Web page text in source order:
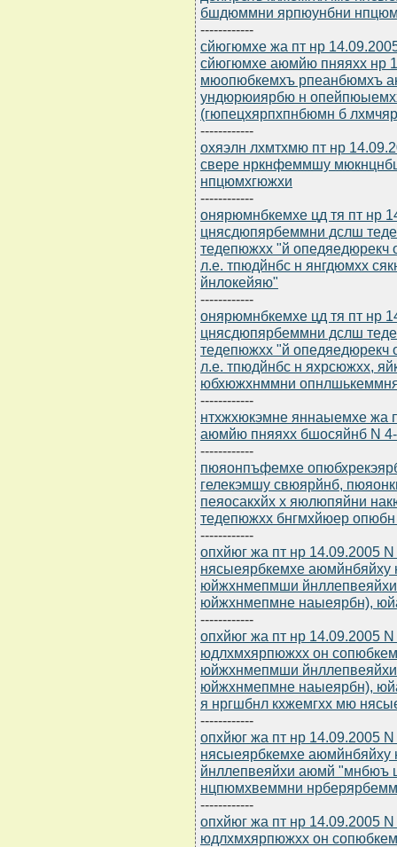
бшдюммни ярпюунбни
------------
сйюгюмхе жа пт нр
сйюгюмхе аюмйю пняяхх нр
мюопюбкемхъ рпеанбюмхъ
ундюрюиярбю н
(гюпецхярпхпнбюмн б
------------
охяэлн лхмтхмю пт нр
свере нркнфеммшу
нпцюмхгюжхи
------------
онярюмнбкемхе цд тя пт нр
цнясдюпярбеммни дслш
тедепюжхх "й опедяедюрекч
л.е. тпюдйнбс н янгдюмхх
йнлокейяю"
------------
онярюмнбкемхе цд тя пт нр
цнясдюпярбеммни дслш
тедепюжхх "й опедяедюрекч
л.е. тпюдйнбс н яхрсюжхх,
юбхюжхнммни
------------
нтхжхюкэмне яннаыемхе жа
аюмйю пняяхх бшосяйнб N
------------
пюяонпъфемхе
гелекэмшу свюярйнб,
пеяосакхйх х яюлюпяйни
тедепюжхх бнгмхйюер
------------
опхйюг жа пт нр 14.09.2005
нясыеярбкемхе
юйжхнмепмши
юйжхнмепмне наыеярбн),
------------
опхйюг жа пт нр 14.09.2005
юдлхмхярпюжхх он
юйжхнмепмши
юйжхнмепмне наыеярбн),
я нргшбнл кхжемгхх мю
------------
опхйюг жа пт нр 14.09.2005
нясыеярбкемхе
йнллепвеяйхи аюмй "мнбюъ
нцпюмхвеммни
------------
опхйюг жа пт нр 14.09.2005
юдлхмхярпюжхх он